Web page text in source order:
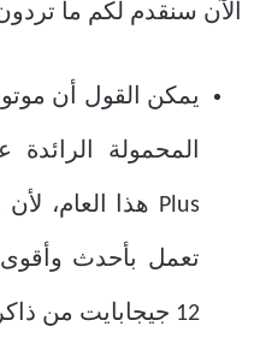
الآن سنقدم لكم ما
يمكن القول أن
12 جيجابايت من ذاكرة الوصول العشوائي.